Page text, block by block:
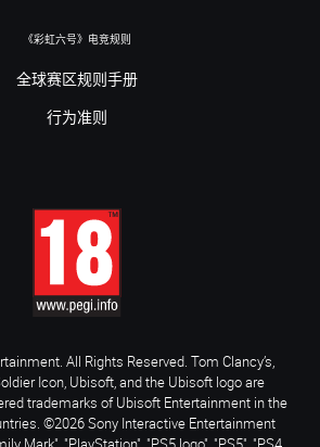
《彩虹六号》电竞规则
全球赛区规则手册
行为准则
All Rights Reserved. Tom Clancy’s,
Icon, Ubisoft, and the Ubisoft logo are
trademarks of Ubisoft Entertainment in the
©2026 Sony Interactive Entertainment